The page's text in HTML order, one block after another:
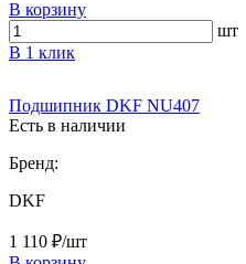
В корзину
шт
В 1 клик
Подшипник DKF NU407
Есть в наличии
Бренд:
DKF
1 110 ₽/шт